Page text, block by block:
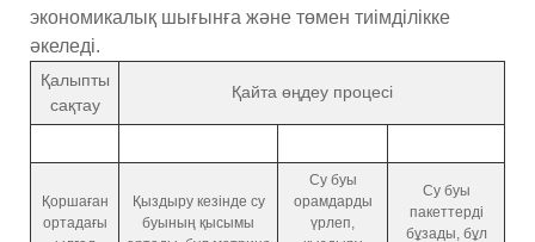
экономикалық шығынға және төмен тиімділікке
әкеледі.
Қалыпты
сақтау
Қайта өңдеу процесі
Қоршаған
ортадағы
Қыздыру кезінде су
буының қысымы
Су буы
орамдарды
үрлеп,
Су буы
пакеттерді
бұзады, бұл